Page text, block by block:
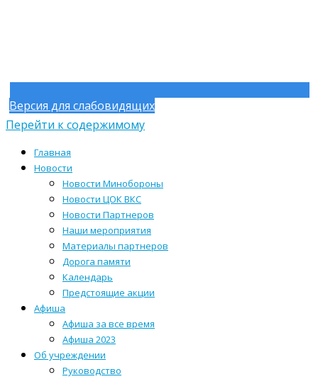
Версия для слабовидящих
Перейти к содержимому
Главная
Новости
Новости Минобороны
Новости ЦОК ВКС
Новости Партнеров
Наши мероприятия
Материалы партнеров
Дорога памяти
Календарь
Предстоящие акции
Афиша
Афиша за все время
Афиша 2023
Об учреждении
Руководство